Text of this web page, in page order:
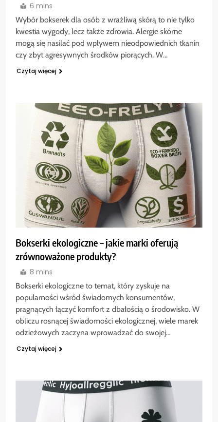
6 mins
Wybór bokserek dla osób z wrażliwą skórą to nie tylko
kwestia wygody, lecz także zdrowia. Alergie skórne
mogą się nasilać pod wpływem nieodpowiednich tkanin
czy zbyt agresywnych środków piorących. W…
Czytaj więcej
Bokserki ekologiczne – jakie marki oferują
zrównoważone produkty?
8 mins
Bokserki ekologiczne to temat, który zyskuje na
popularności wśród świadomych konsumentów,
pragnących łączyć komfort z dbałością o środowisko. W
obliczu rosnącej świadomości ekologicznej, wiele marek
odzieżowych zaczyna wprowadzać do swojej…
Czytaj więcej